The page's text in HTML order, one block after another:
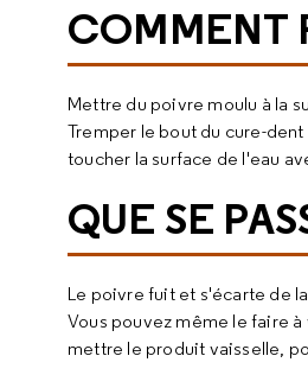
COMMENT
Mettre du poivre moulu à la
Tremper le bout du cure-
toucher la surface de l'eau
QUE SE
Le poivre fuit et s'écarte de
Vous pouvez même le faire
mettre le produit vaisselle,